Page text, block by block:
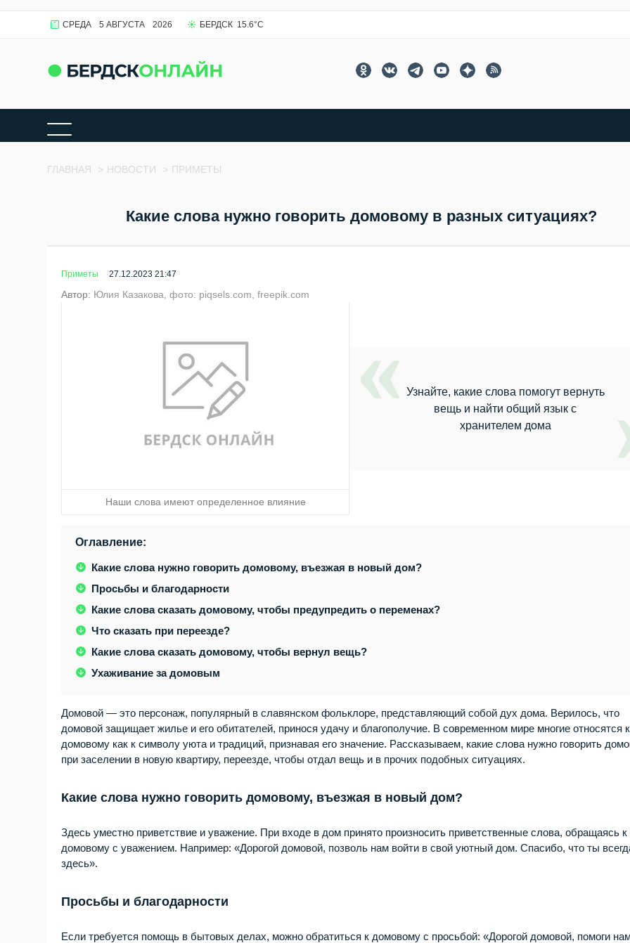
СРЕДА 5 АВГУСТА 2026 БЕРДСК 15.6°C
ГЛАВНАЯ > НОВОСТИ > ПРИМЕТЫ
Какие слова нужно говорить домовому в разных ситуациях?
Приметы 27.12.2023 21:47
Автор: Юлия Казакова, фото: piqsels.com, freepik.com
Наши слова имеют определенное влияние
Узнайте, какие слова помогут вернуть
вещь и найти общий язык с
хранителем дома
Оглавление:
Какие слова нужно говорить домовому, въезжая в новый дом?
Просьбы и благодарности
Какие слова сказать домовому, чтобы предупредить о переменах?
Что сказать при переезде?
Какие слова сказать домовому, чтобы вернул вещь?
Ухаживание за домовым
Домовой — это персонаж, популярный в славянском фольклоре, представляющий собой дух дома. Верилось, что
домовой защищает жилье и его обитателей, принося удачу и благополучие. В современном мире многие относятся к
домовому как к символу уюта и традиций, признавая его значение. Рассказываем, какие слова нужно говорить
при заселении в новую квартиру, переезде, чтобы отдал вещь и в прочих подобных ситуациях.
Какие слова нужно говорить домовому, въезжая в новый дом?
Здесь уместно приветствие и уважение. При входе в дом принято произносить приветственные слова, обращаясь к
домовому с уважением. Например: «Дорогой домовой, позволь нам войти в свой уютный дом. Спасибо, что ты
здесь».
Просьбы и благодарности
Если требуется помощь в бытовых делах, можно обратиться к домовому с просьбой: «Дорогой домовой, помоги